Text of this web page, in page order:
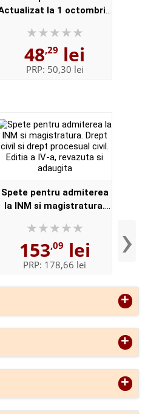
+
+
+
la 1 octombrie
48,29 lei
PRP: 50,30 lei
Spete pentru admiterea
la INM si magistratura.
procesual civil. Editia a
IV-a, revazuta si adaugita
153,09 lei
PRP: 178,66 lei ›